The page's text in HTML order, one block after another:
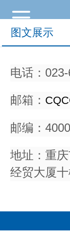
图文展示
电话：
邮箱：
邮编：
地址：重
经贸大厦